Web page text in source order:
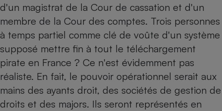
d'un magistrat de la Cour de cassation et d'un
membre de la Cour des comptes. Trois personnes
à temps partiel comme clé de voûte d'un système
supposé mettre fin à tout le téléchargement
pirate en France ? Ce n'est évidemment pas
réaliste. En fait, le pouvoir opérationnel serait aux
mains des ayants droit, des sociétés de gestion de
droits et des majors. Ils seront représentés en